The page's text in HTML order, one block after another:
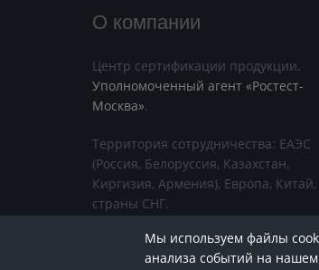
Мы используем файлы
анализа событий на нашем
О компании
Центр сертификации продукции.
Уполномоченный агент «Ростест-
Москва».
Территория сотрудничества: ЕАЭС
(Россия, Белоруссия, Казахстан,
Киргизия, Армения), Европа, Китай,
страны СНГ.